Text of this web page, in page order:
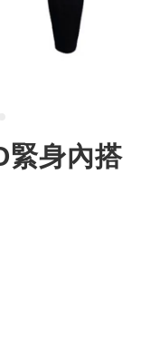
緊身內搭